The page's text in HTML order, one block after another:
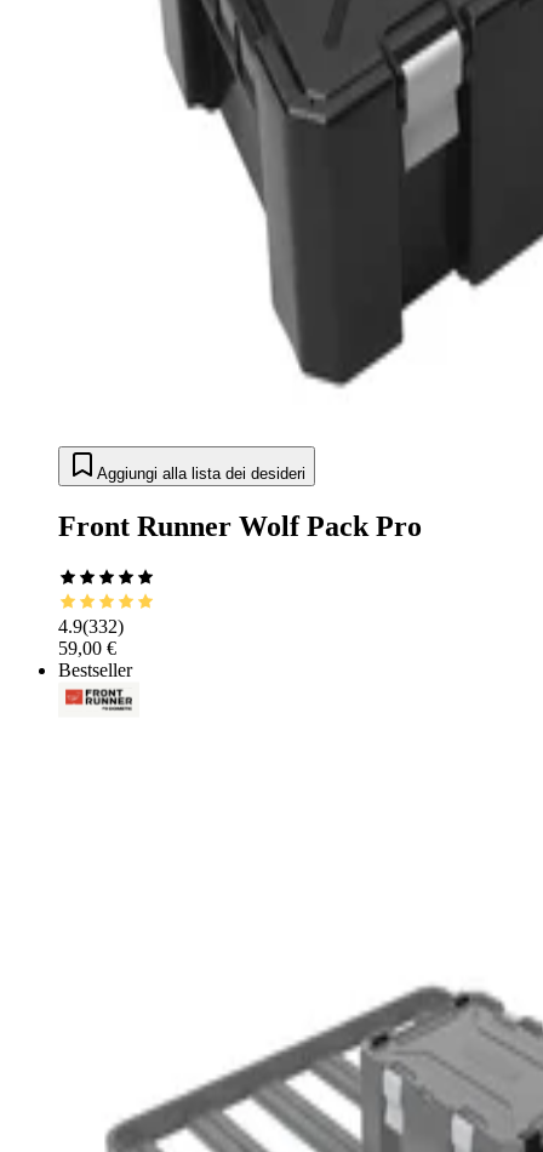
Aggiungi alla lista dei desideri
Front Runner Wolf Pack Pro
4.9(332)
59,00 €
Bestseller